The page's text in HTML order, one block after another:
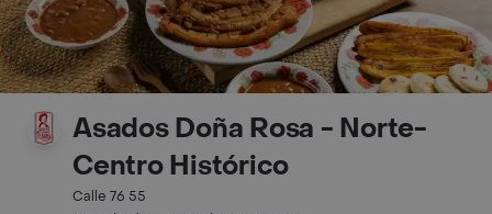
Asados Doña Rosa - Norte-
Centro Histórico
Calle 76 55